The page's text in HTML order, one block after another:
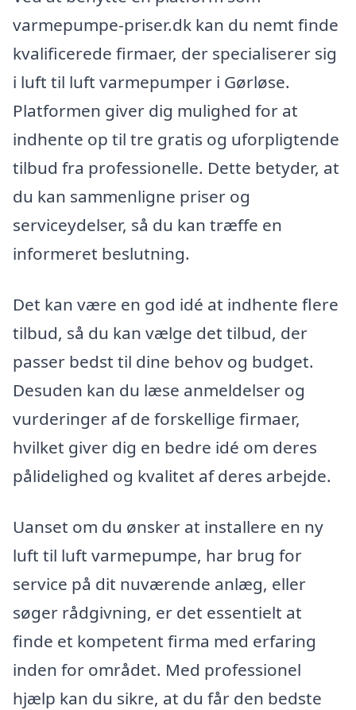
varmepumpe-priser.dk kan du nemt finde
kvalificerede firmaer, der specialiserer sig
i luft til luft varmepumper i Gørløse.
Platformen giver dig mulighed for at
indhente op til tre gratis og uforpligtende
tilbud fra professionelle. Dette betyder, at
du kan sammenligne priser og
serviceydelser, så du kan træffe en
informeret beslutning.
Det kan være en god idé at indhente flere
tilbud, så du kan vælge det tilbud, der
passer bedst til dine behov og budget.
Desuden kan du læse anmeldelser og
vurderinger af de forskellige firmaer,
hvilket giver dig en bedre idé om deres
pålidelighed og kvalitet af deres arbejde.
Uanset om du ønsker at installere en ny
luft til luft varmepumpe, har brug for
service på dit nuværende anlæg, eller
søger rådgivning, er det essentielt at
finde et kompetent firma med erfaring
inden for området. Med professionel
hjælp kan du sikre, at du får den bedste